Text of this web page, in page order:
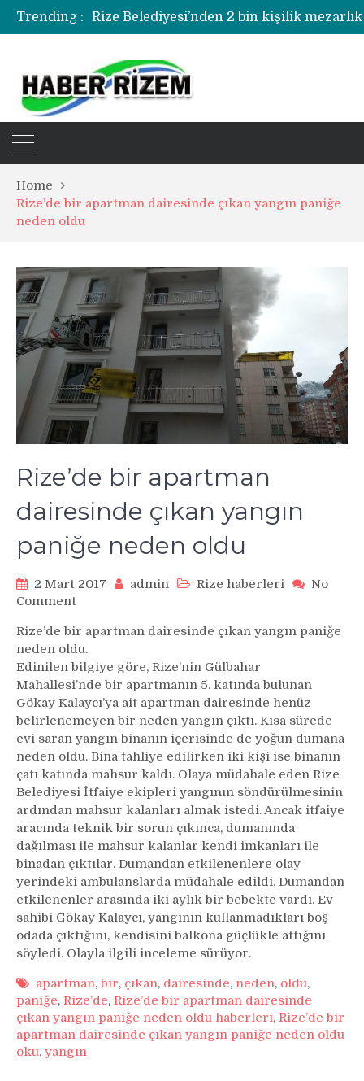
Trending :
Rize Belediyesi’nden 2 bin kişilik
Rize’de uyuşturucu operasyonunda 1
Home
Rize’de bir apartman dairesinde çıkan yangın paniğe
neden oldu
Rize’de bir apartman
dairesinde çıkan yangın
paniğe neden oldu
2 Mart 2017 admin Rize haberleri
No
Commenton
bir
apartman
dairesinde
çıkan
yangın
paniğe
neden
oldu
Rize’de bir apartman dairesinde çıkan yangın paniğe
neden oldu.
Edinilen bilgiye göre, Rize’nin Gülbahar
Mahallesi’nde bir apartmanın 5. katında bulunan
Gökay Kalaycı’ya ait apartman dairesinde henüz
belirlenemeyen bir neden yangın çıktı. Kısa sürede
evi saran yangın binanın içerisinde de yoğun dumana
neden oldu. Bina tahliye edilirken iki kişi ise binanın
çatı katında mahsur kaldı. Olaya müdahale eden Rize
Belediyesi İtfaiye ekipleri yangının söndürülmesinin
ardından mahsur kalanları almak istedi. Ancak itfaiye
aracında teknik bir sorun çıkınca, dumanında
dağılması ile mahsur kalanlar kendi imkanları ile
binadan çıktılar. Dumandan etkilenenlere olay
yerindeki ambulanslarda müdahale edildi. Dumandan
etkilenenler arasında iki aylık bir bebekte vardı. Ev
sahibi Gökay Kalaycı, yangının kullanmadıkları boş
odada çıktığını, kendisini balkona güçlükle attığını
söyledi. Olayla ilgili inceleme sürüyor.
apartman, bir, çıkan, dairesinde, neden, oldu,
paniğe, Rize’de, Rize’de bir apartman dairesinde
çıkan yangın paniğe neden oldu haberleri, Rize’de bir
apartman dairesinde çıkan yangın paniğe neden oldu
oku, yangın